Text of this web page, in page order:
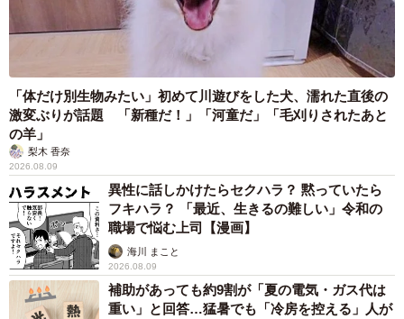
ヒーターの前に勢ぞろい 写真提供：日本モンキーセンター
「体だけ別生物みたい」初めて川遊びをした犬、濡れた直後の
激変ぶりが話題 「新種だ！」「河童だ」「毛刈りされたあと
の羊」
梨木 香奈
2026.08.09
異性に話しかけたらセクハラ？ 黙っていたら
フキハラ？ 「最近、生きるの難しい」令和の
職場で悩む上司【漫画】
海川 まこと
2026.08.09
補助があっても約9割が「夏の電気・ガス代は
重い」と回答…猛暑でも「冷房を控える」人が